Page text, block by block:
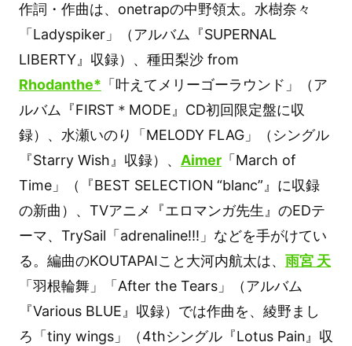
作詞・作曲は、onetrapの中野領太。水樹奈々
「Ladyspiker」（アルバム『SUPERNAL
LIBERTY』収録）、種田梨沙 from
Rhodanthe* 「叶えてメリーゴーラウンド」（ア
ルバム『FIRST＊MODE』CD初回限定盤に収
録）、水瀬いのり「MELODY FLAG」（シングル
『Starry Wish』収録）、 Aimer「March of
Time」（『BEST SELECTION “blanc”』に収録
の新曲）、TVアニメ『エロマンガ先生』のEDテ
ーマ、TrySail「adrenaline!!!」などを手がけてい
る。編曲のKOUTAPAIこと大河内航太は、 雨宮 天
「羽根輪舞」「After the Tears」（アルバム
『Various BLUE』収録）では作曲を、綾野まし
ろ「tiny wings」（4thシングル『Lotus Pain』収